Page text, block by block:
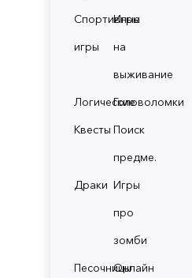
Спортивные
игры
Игры
на
выживание
ЛогическиеГоловоломки
Квесты Поиск
предме.
Драки Игры
про
зомби
ПесочницыОнлайн